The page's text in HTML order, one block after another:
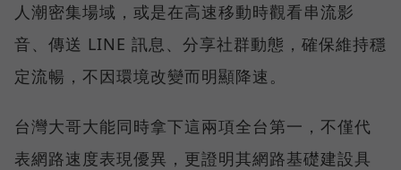
人潮密集場域，或是在高速移動時觀看串流影
音、傳送 LINE 訊息、分享社群動態，確保維持穩
定流暢，不因環境改變而明顯降速。
台灣大哥大能同時拿下這兩項全台第一，不僅代
表網路速度表現優異，更證明其網路基礎建設具